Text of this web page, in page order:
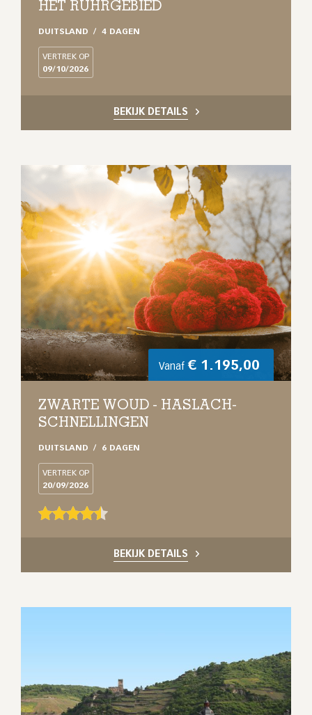
HET RUHRGEBIED
DUITSLAND 4 DAGEN
VERTREK OP
09/10/2026
BEKIJK DETAILS
Vanaf € 1.195,00
ZWARTE WOUD - HASLACH-
SCHNELLINGEN
DUITSLAND 6 DAGEN
VERTREK OP
20/09/2026
BEKIJK DETAILS